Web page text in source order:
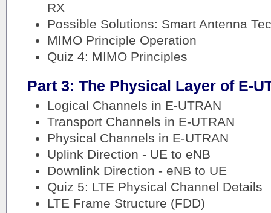
RX
Possible Solutions: Smart Antenna
MIMO Principle Operation
Quiz 4: MIMO Principles
Part 3: The Physical Layer of E-
Logical Channels in E-UTRAN
Transport Channels in E-UTRAN
Physical Channels in E-UTRAN
Uplink Direction - UE to eNB
Downlink Direction - eNB to UE
Quiz 5: LTE Physical Channel Details
LTE Frame Structure (FDD)